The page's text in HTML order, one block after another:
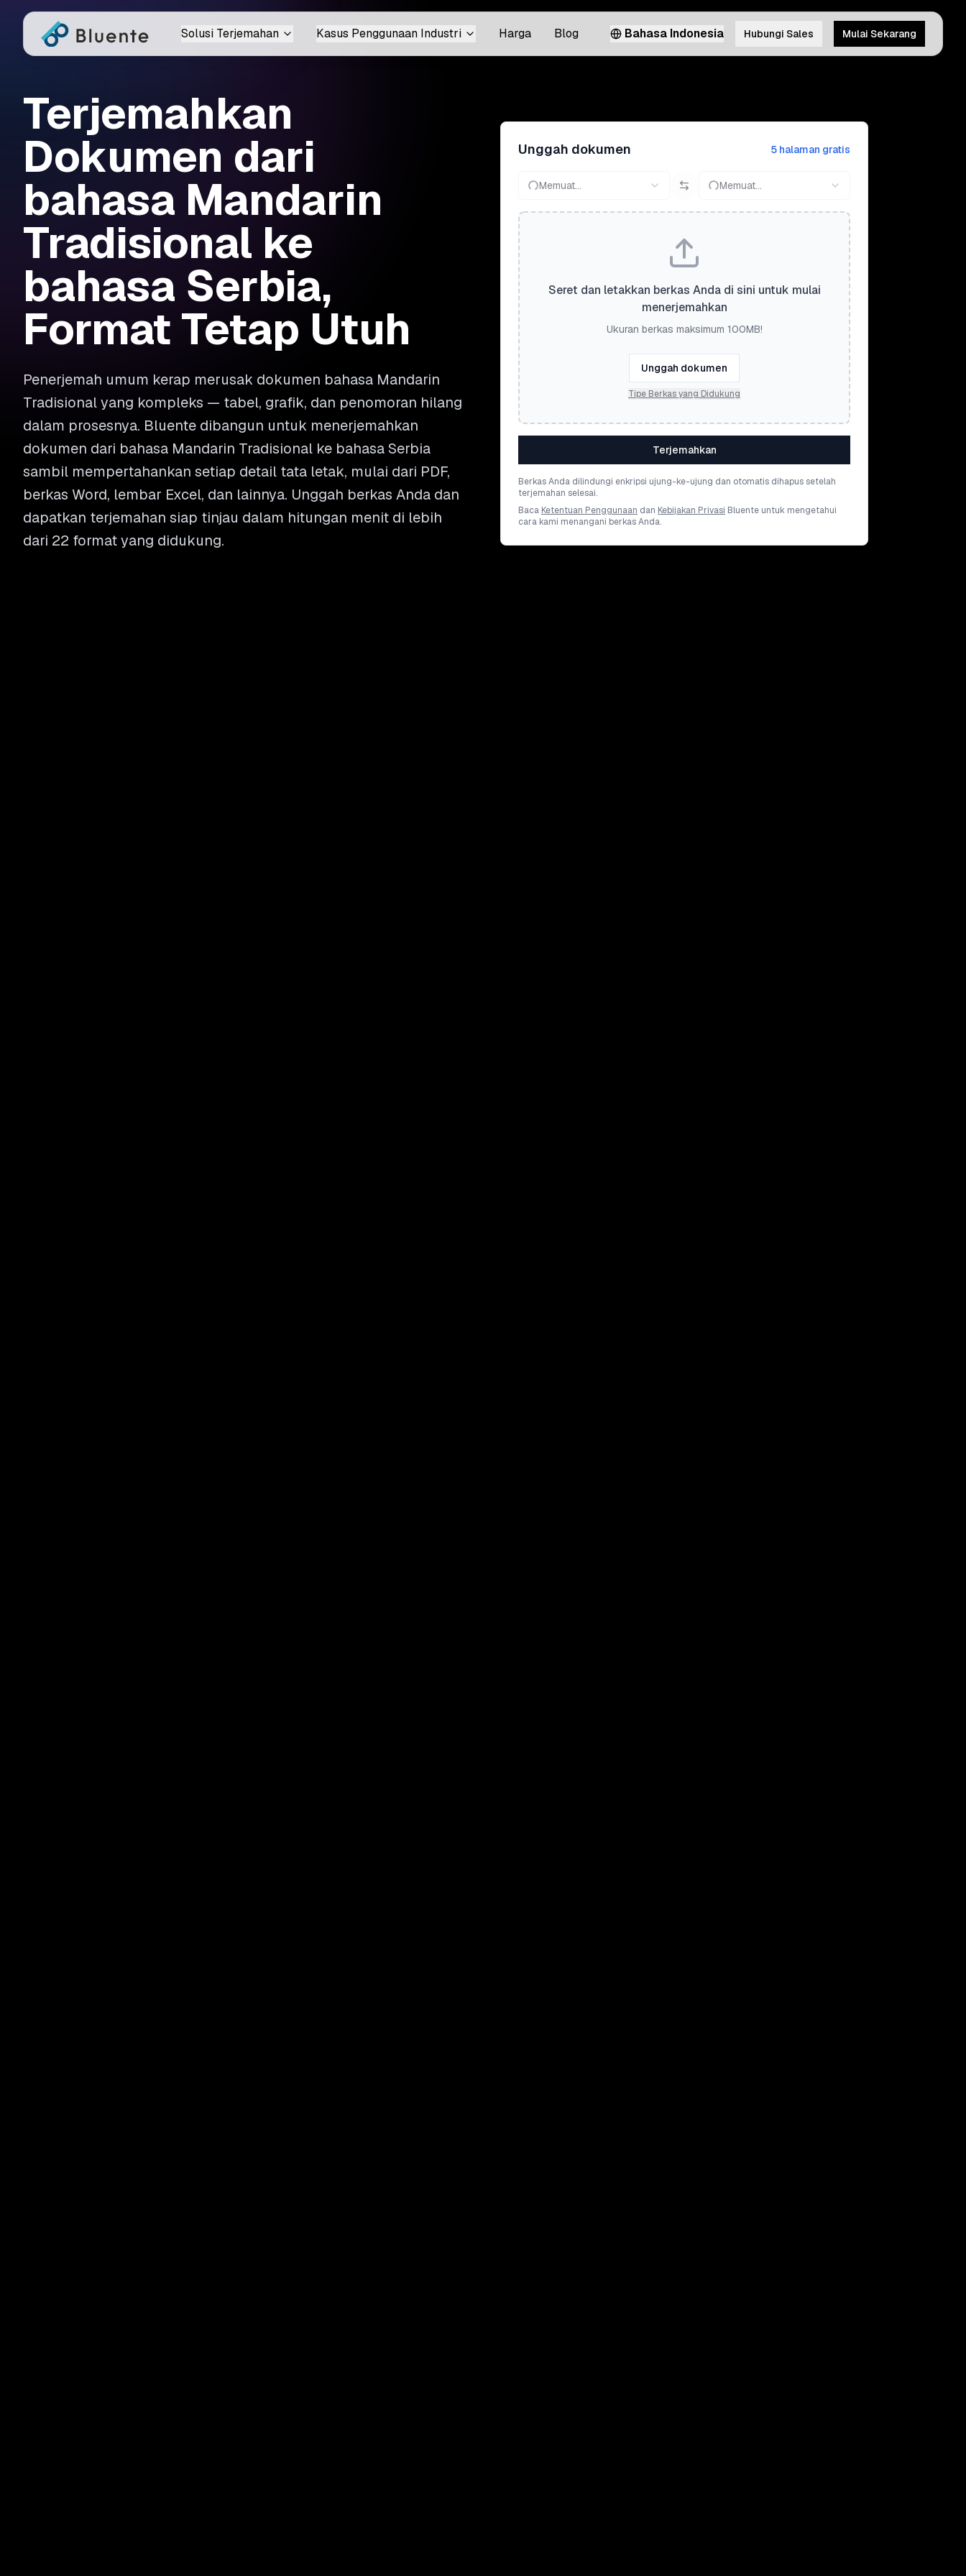
Solusi Terjemahan Kasus Penggunaan Industri Harga Blog Bahasa Indonesia Hubungi Sales Mulai Sekarang
Terjemahkan
Dokumen dari
bahasa Mandarin
Tradisional ke
bahasa Serbia,
Format Tetap Utuh
Penerjemah umum kerap merusak dokumen bahasa Mandarin
Tradisional yang kompleks — tabel, grafik, dan penomoran hilang
dalam prosesnya. Bluente dibangun untuk menerjemahkan
dokumen dari bahasa Mandarin Tradisional ke bahasa Serbia
sambil mempertahankan setiap detail tata letak, mulai dari PDF,
berkas Word, lembar Excel, dan lainnya. Unggah berkas Anda dan
dapatkan terjemahan siap tinjau dalam hitungan menit di lebih
dari 22 format yang didukung.
Unggah dokumen 5 halaman gratis
Memuat... Memuat...
Seret dan letakkan berkas Anda di sini untuk mulai
menerjemahkan
Ukuran berkas maksimum 100MB!
Unggah dokumen
Tipe Berkas yang Didukung
Terjemahkan
Berkas Anda dilindungi enkripsi ujung-ke-ujung dan otomatis dihapus setelah
terjemahan selesai.
Baca Ketentuan Penggunaan dan Kebijakan Privasi Bluente untuk mengetahui
cara kami menangani berkas Anda.